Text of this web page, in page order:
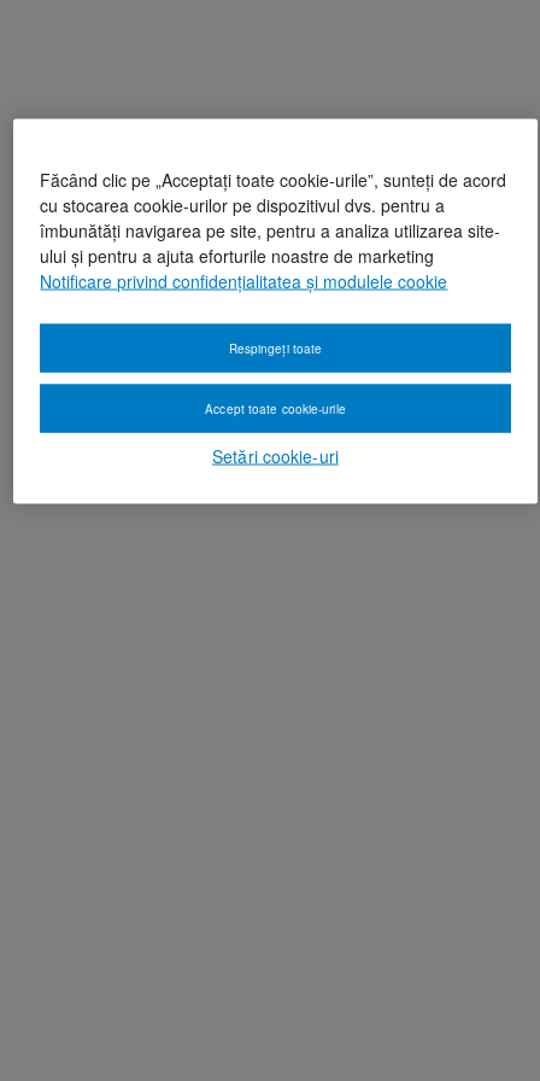
Făcând clic pe „Acceptați toate cookie-urile”, sunteți de acord
cu stocarea cookie-urilor pe dispozitivul dvs. pentru a
îmbunătăți navigarea pe site, pentru a analiza utilizarea site-
ului și pentru a ajuta eforturile noastre de marketing
Notificare privind confidențialitatea și modulele cookie
Setări cookie-uri
Respingeți toate
Accept toate cookie-urile